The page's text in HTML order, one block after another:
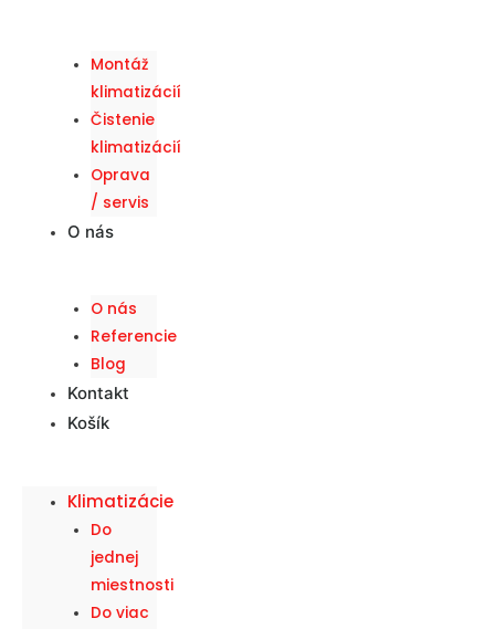
Montáž
klimatizácií
Čistenie
klimatizácií
Oprava
/ servis
O nás
O nás
Referencie
Blog
Kontakt
Košík
Klimatizácie
Do
jednej
miestnosti
Do viac